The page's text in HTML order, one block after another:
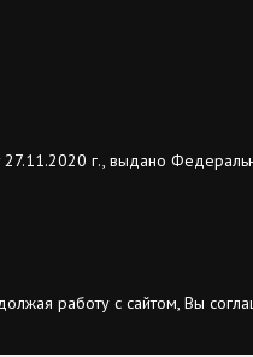
г., выдано
работу с сайтом, Вы